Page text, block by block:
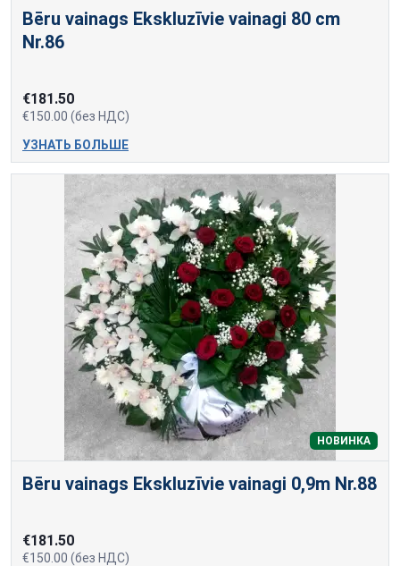
Bēru vainags Ekskluzīvie vainagi 80 cm
Nr.86
€181.50
€150.00 (без НДС)
УЗНАТЬ БОЛЬШЕ
НОВИНКА
Bēru vainags Ekskluzīvie vainagi 0,9m Nr.88
€181.50
€150.00 (без НДС)